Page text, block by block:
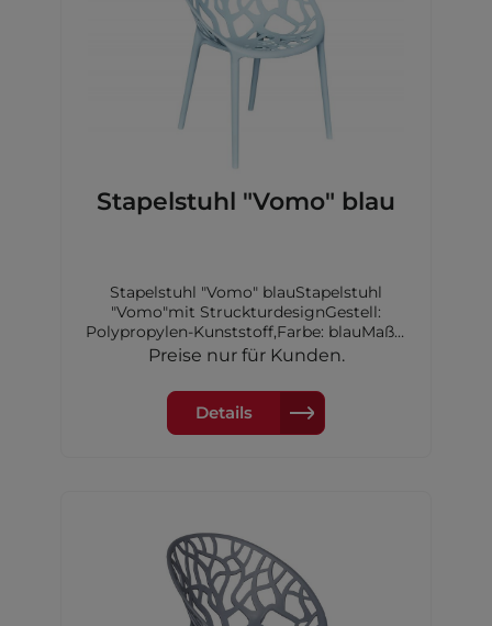
Stapelstuhl "Vomo" blau
Stapelstuhl "Vomo" blauStapelstuhl
"Vomo"mit StruckturdesignGestell:
Polypropylen-Kunststoff,Farbe: blauMaße:
60,5x58x79cm
Preise nur für Kunden.
Details